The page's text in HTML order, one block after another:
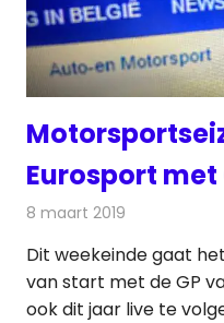
Eurosport met
8 maart 2019
Dit weekeinde gaat
van start met de GP
ook dit jaar live te